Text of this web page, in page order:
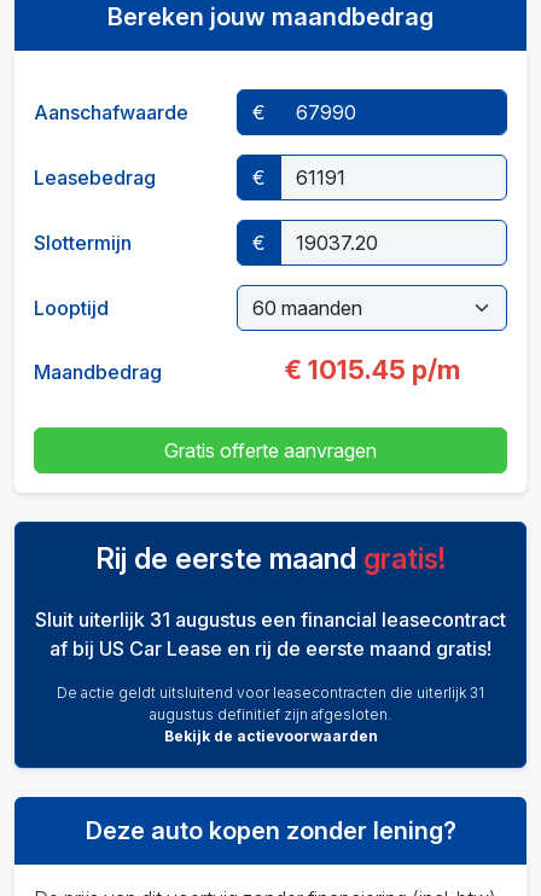
Bereken jouw maandbedrag
Aanschafwaarde €
Leasebedrag €
Slottermijn €
Looptijd
Maandbedrag € 1015.45 p/m
Gratis offerte aanvragen
Rij de eerste maand gratis!
Sluit uiterlijk 31 augustus een financial leasecontract
af bij US Car Lease en rij de eerste maand gratis!
De actie geldt uitsluitend voor leasecontracten die uiterlijk 31
augustus definitief zijn afgesloten.
Bekijk de actievoorwaarden
Deze auto kopen zonder lening?